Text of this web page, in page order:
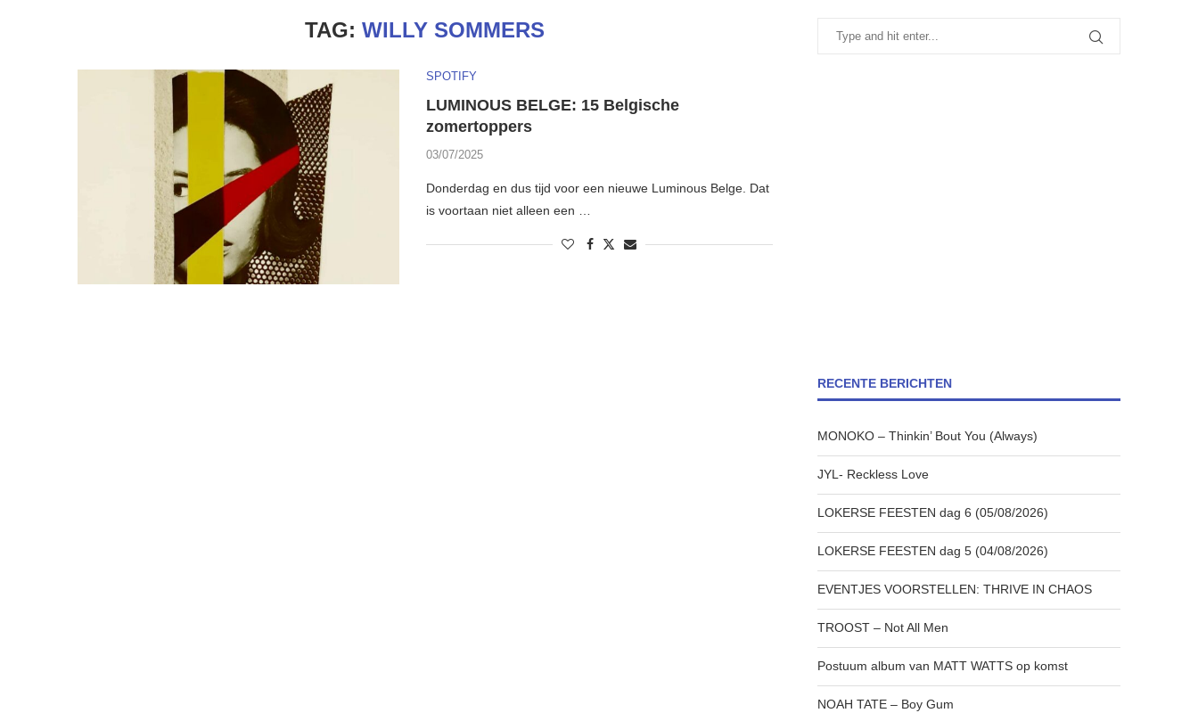
TAG:WILLY SOMMERS
SPOTIFY
LUMINOUS BELGE: 15 Belgische
zomertoppers
03/07/2025
Donderdag en dus tijd voor een nieuwe Luminous Belge. Dat
is voortaan niet alleen een …
RECENTE BERICHTEN
MONOKO – Thinkin’ Bout You (Always)
JYL- Reckless Love
LOKERSE FEESTEN dag 6 (05/08/2026)
LOKERSE FEESTEN dag 5 (04/08/2026)
EVENTJES VOORSTELLEN: THRIVE IN CHAOS
TROOST – Not All Men
Postuum album van MATT WATTS op komst
NOAH TATE – Boy Gum